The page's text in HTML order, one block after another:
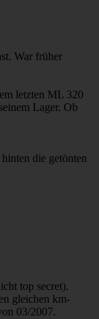
War früher
letzten ML 320
Lager. Ob
die getönten
top secret).
gleichen km-
03/2007.